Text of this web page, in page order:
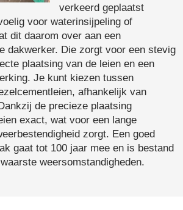
verkeerd geplaatst
voor waterinsijpeling of
dit daarom over aan een
dakwerker. Die zorgt voor een stevig
plaatsing van de leien en een
Je kunt kiezen tussen
afhankelijk van
de precieze plaatsing
exact, wat voor een lange
zorgt. Een goed
gaat tot 100 jaar mee en is bestand
weersomstandigheden.